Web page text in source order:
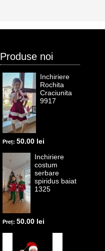
Produse noi
Inchiriere
Rochita
Craciunita
9917
Preț: 50.00 lei
Inchiriere
costum
serbare
spiridus baiat
1325
Preț: 50.00 lei